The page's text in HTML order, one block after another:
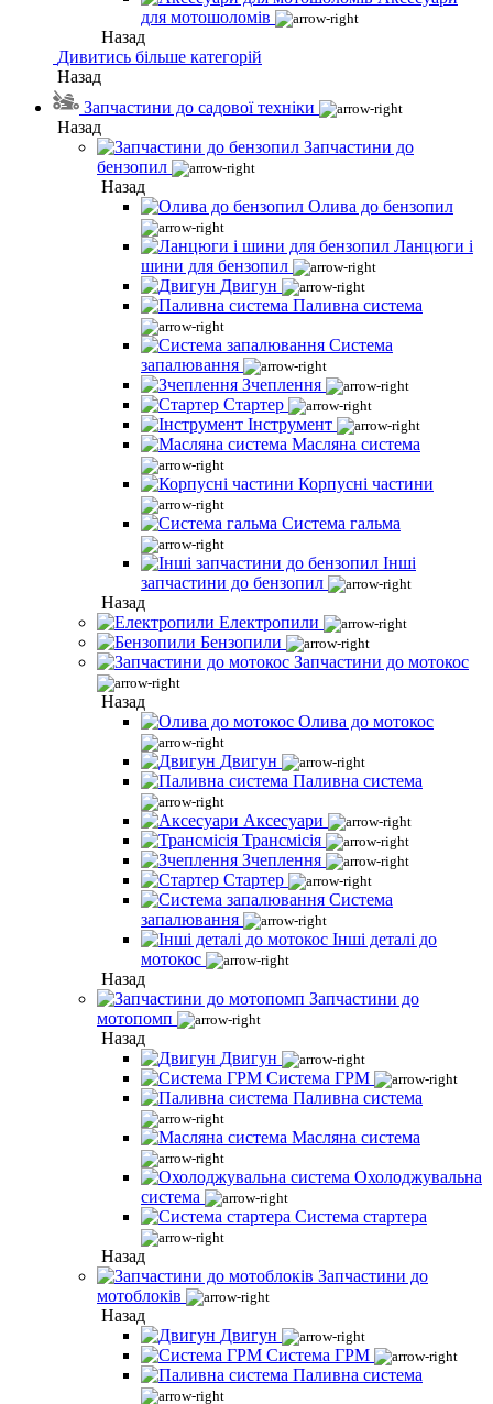
для мотошоломів
Назад
Дивитись більше категорій
Назад
Запчастини до садової техніки
Назад
Запчастини до
бензопил
Назад
Олива до бензопил
Ланцюги і
шини для бензопил
Двигун
Паливна система
Система
запалювання
Зчеплення
Стартер
Інструмент
Масляна система
Корпусні частини
Система гальма
Інші
запчастини до бензопил
Назад
Електропили
Бензопили
Запчастини до мотокос
Назад
Олива до мотокос
Двигун
Паливна система
Аксесуари
Трансмісія
Зчеплення
Стартер
Система
запалювання
Інші деталі до
мотокос
Назад
Запчастини до
мотопомп
Назад
Двигун
Система ГРМ
Паливна система
Масляна система
Охолоджувальна
система
Система стартера
Назад
Запчастини до
мотоблоків
Назад
Двигун
Система ГРМ
Паливна система